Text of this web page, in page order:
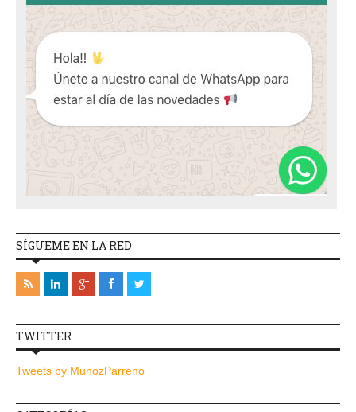
SÍGUEME EN LA RED
TWITTER
Tweets by MunozParreno